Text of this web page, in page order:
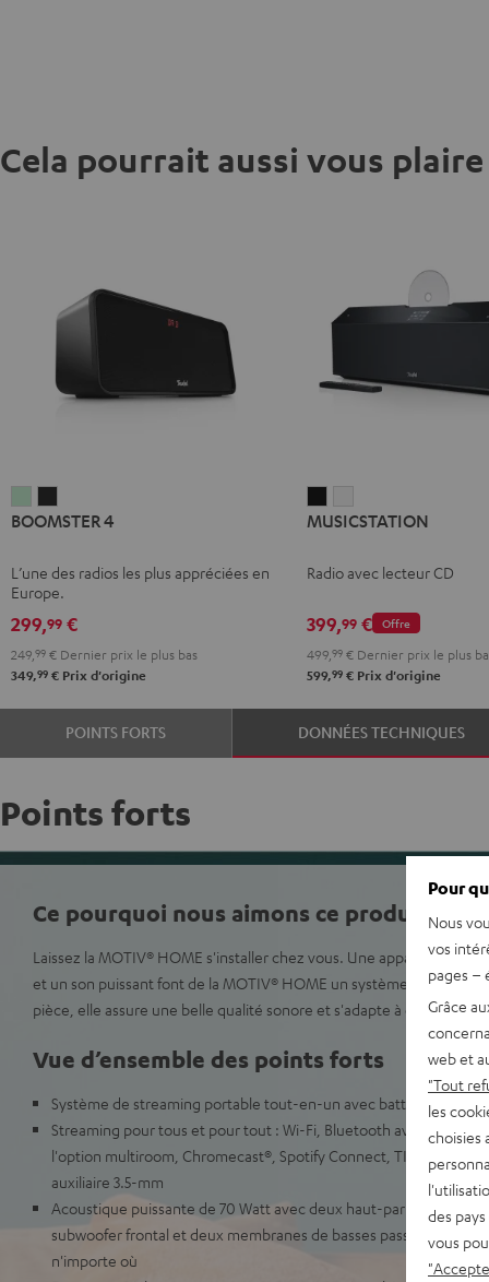
Cela pourrait aussi vous plaire
4
Green
4
Black
BOOMSTER 4
L’une des radios les plus appréciées en
Europe.
299,99 €
249, 99 € Dernier prix le plus bas
349,99 € Prix d'origine
NoirBlanc
MUSICSTATION
Radio avec lecteur CD
Offre
399,99€
499, 99€Dernier prix le plus
599,99€Prix d'origine
POINTS FORTS DONNÉES TECHNIQUES
Points forts
Ce pourquoi nous aimons ce produit
Laissez la MOTIV® HOME s'installer chez vous. Une apparence
et un son puissant font de la MOTIV® HOME un système son idéal.
pièce, elle assure une belle qualité sonore et s'adapte à de
Vue d’ensemble des points forts
Système de streaming portable tout-en-un avec batterie pour
Streaming pour tous et pour tout : Wi-Fi, Bluetooth avec AAC,
l'option multiroom, Chromecast®, Spotify Connect, TIDAL
auxiliaire 3.5-mm
Acoustique puissante de 70 Watt avec deux haut-parleurs avant
subwoofer frontal et deux membranes de basses passives pour
n'importe où
Pour
Nous
vos
pages –
Grâce
web et
"Tout
les
choisies
des
vous